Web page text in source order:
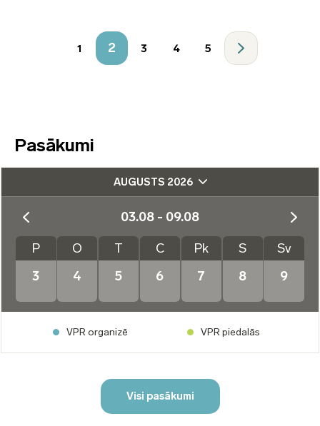
1 2 3 4 5
Pasākumi
AUGUSTS 2026
03.08 - 09.08
P
3
O
4
T
5
C
6
Pk
7
S
8
Sv
9
VPR organizē VPR piedalās
Visi pasākumi